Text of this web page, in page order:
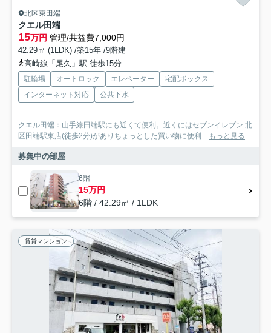
北区東田端
クエル田端
15万円 管理/共益費7,000円
42.29㎡ (1LDK) /築15年 /9階建
高崎線「尾久」駅 徒歩15分
駐輪場 オートロック エレベーター
宅配ボックス
インターネット対応
公共下水
クエル田端：山手線田端駅にも近くて便利。近くにはセブンイレブン 北
区田端駅東店(徒歩2分)がありちょっとした買い物に便利... もっと見る
募集中の部屋
6階
15万円
6階 / 42.29㎡ / 1LDK
賃貸マンション